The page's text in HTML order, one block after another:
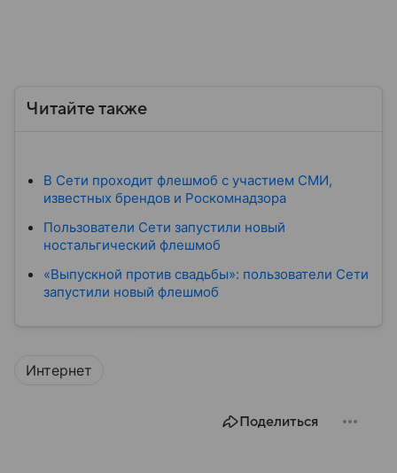
Читайте также
В Сети проходит флешмоб с участием СМИ,
известных брендов и Роскомнадзора
Пользователи Сети запустили новый
ностальгический флешмоб
«Выпускной против свадьбы»: пользователи Сети
запустили новый флешмоб
Интернет
Поделиться